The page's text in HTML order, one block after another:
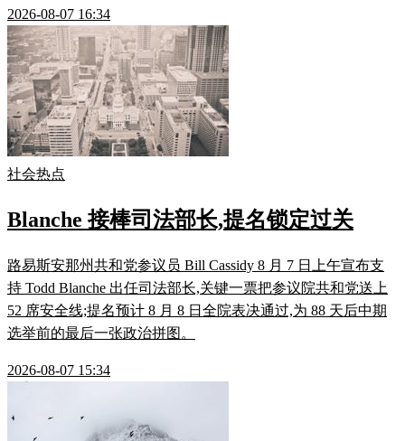
2026-08-07 16:34
社会热点
Blanche 接棒司法部长,提名锁定过关
路易斯安那州共和党参议员 Bill Cassidy 8 月 7 日上午宣布支
持 Todd Blanche 出任司法部长,关键一票把参议院共和党送上
52 席安全线;提名预计 8 月 8 日全院表决通过,为 88 天后中期
选举前的最后一张政治拼图。
2026-08-07 15:34